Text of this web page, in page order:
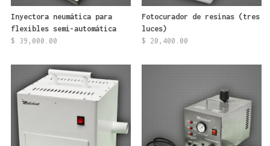
Inyectora neumática para
flexibles semi-automática
$ 39,000.00
Fotocurador de resinas (tres
luces)
$ 20,400.00